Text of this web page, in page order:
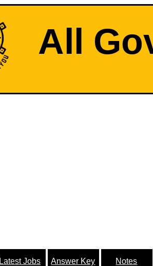
All
Latest Jobs Answer Key Notes